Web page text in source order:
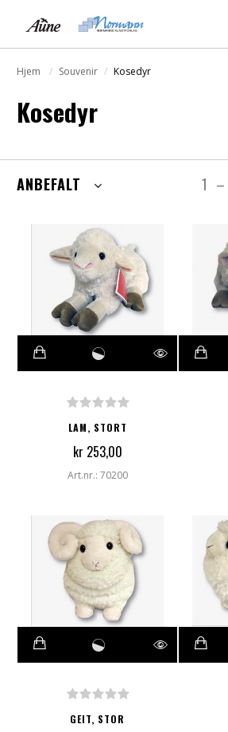
Hjem Souvenir Kosedyr
Kosedyr
1 –
ANBEFALT
LAM, STORT
kr 253,00
Art.nr.: 70200
GEIT, STOR